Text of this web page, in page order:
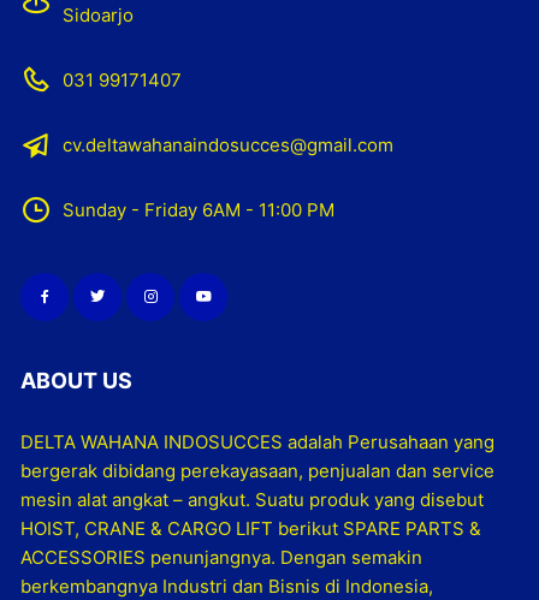
Sidoarjo
031 99171407
cv.deltawahanaindosucces@gmail.com
Sunday - Friday 6AM - 11:00 PM
ABOUT US
DELTA WAHANA INDOSUCCES adalah Perusahaan yang
bergerak dibidang perekayasaan, penjualan dan service
mesin alat angkat – angkut. Suatu produk yang disebut
HOIST, CRANE & CARGO LIFT berikut SPARE PARTS &
ACCESSORIES penunjangnya. Dengan semakin
berkembangnya Industri dan Bisnis di Indonesia,